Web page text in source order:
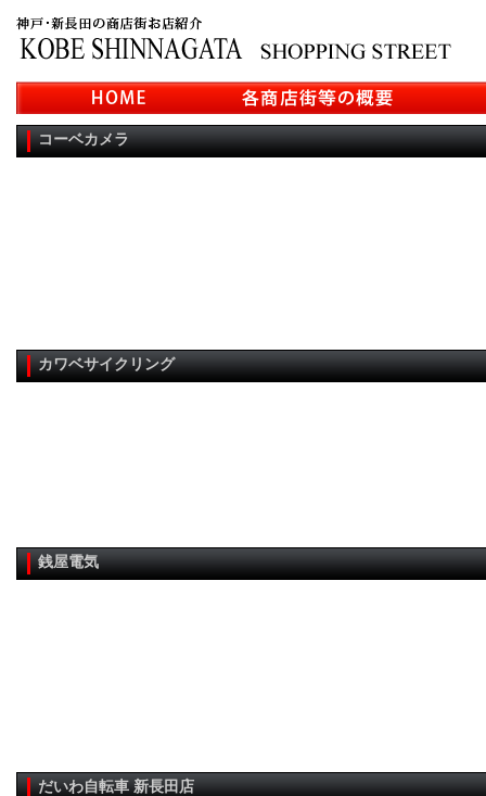
コーベカメラ
カワベサイクリング
銭屋電気
だいわ自転車 新長田店